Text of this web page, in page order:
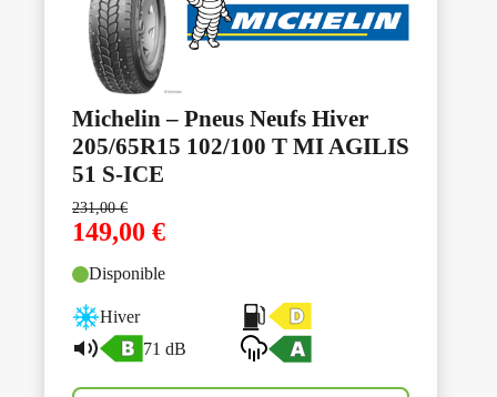
Michelin – Pneus Neufs Hiver
205/65R15 102/100 T MI AGILIS
51 S-ICE
231,00€
149,00 €
Disponible
Hiver
71 dB